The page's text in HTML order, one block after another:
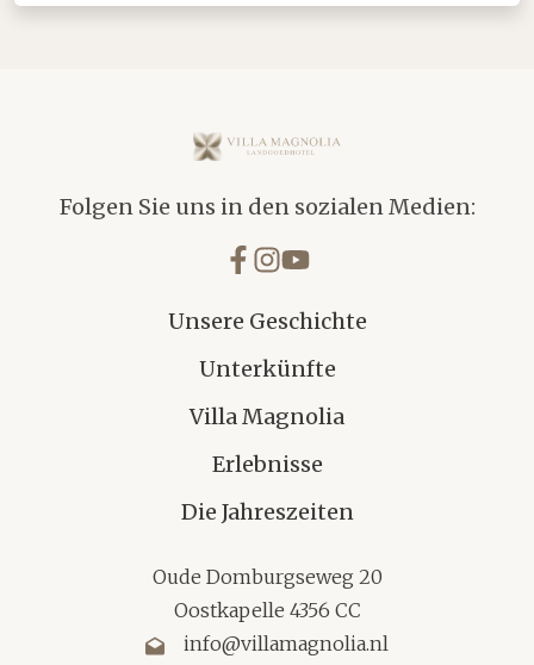
Folgen Sie uns in den sozialen Medien:
Unsere Geschichte
Unterkünfte
Villa Magnolia
Erlebnisse
Die Jahreszeiten
Oude Domburgseweg 20
Oostkapelle 4356 CC
info@villamagnolia.nl